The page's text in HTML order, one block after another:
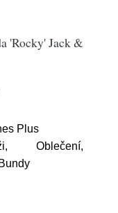
'Rocky' Jack &
Plus
Oblečení,